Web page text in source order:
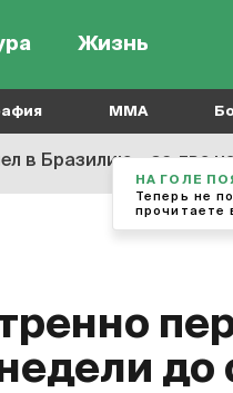
Жизнь
MMA
две недели до старта.
до
НА ГОЛЕ
Теперь не
прочитаете